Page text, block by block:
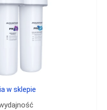
w sklepie